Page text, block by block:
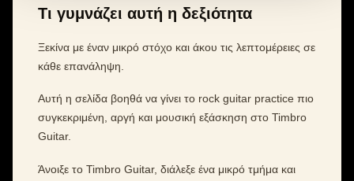
Τι γυμνάζει αυτή η δεξιότητα
Ξεκίνα με έναν μικρό στόχο και άκου τις λεπτομέρειες σε
κάθε επανάληψη.
Αυτή η σελίδα βοηθά να γίνει το rock guitar practice πιο
συγκεκριμένη, αργή και μουσική εξάσκηση στο Timbro
Guitar.
Άνοιξε το Timbro Guitar, διάλεξε ένα μικρό τμήμα και